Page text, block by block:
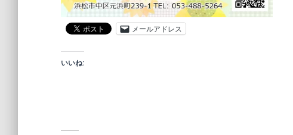
メールアドレス
いいね: